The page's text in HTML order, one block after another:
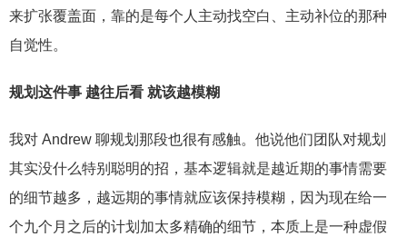
来扩张覆盖面，靠的是每个人主动找空白、主动补位的那种
自觉性。
规划这件事 越往后看 就该越模糊
我对 Andrew 聊规划那段也很有感触。他说他们团队对规划
其实没什么特别聪明的招，基本逻辑就是越近期的事情需要
的细节越多，越远期的事情就应该保持模糊，因为现在给一
个九个月之后的计划加太多精确的细节，本质上是一种虚假